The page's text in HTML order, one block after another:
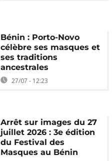
Bénin : Porto-Novo
célèbre ses masques et
ses traditions
ancestrales
27/07 - 12:23
Arrêt sur images du 27
juillet 2026 : 3e édition
du Festival des
Masques au Bénin